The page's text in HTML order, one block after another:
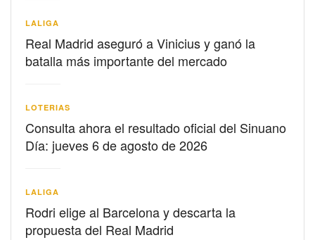
LALIGA
Real Madrid aseguró a Vinicius y ganó la
batalla más importante del mercado
LOTERIAS
Consulta ahora el resultado oficial del Sinuano
Día: jueves 6 de agosto de 2026
LALIGA
Rodri elige al Barcelona y descarta la
propuesta del Real Madrid